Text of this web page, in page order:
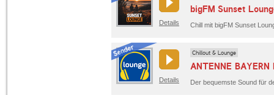
Details
bigFM Sunset
Chill mit bigFM Sunset
Details
Chillout & Lounge
ANTENNE BAYERN